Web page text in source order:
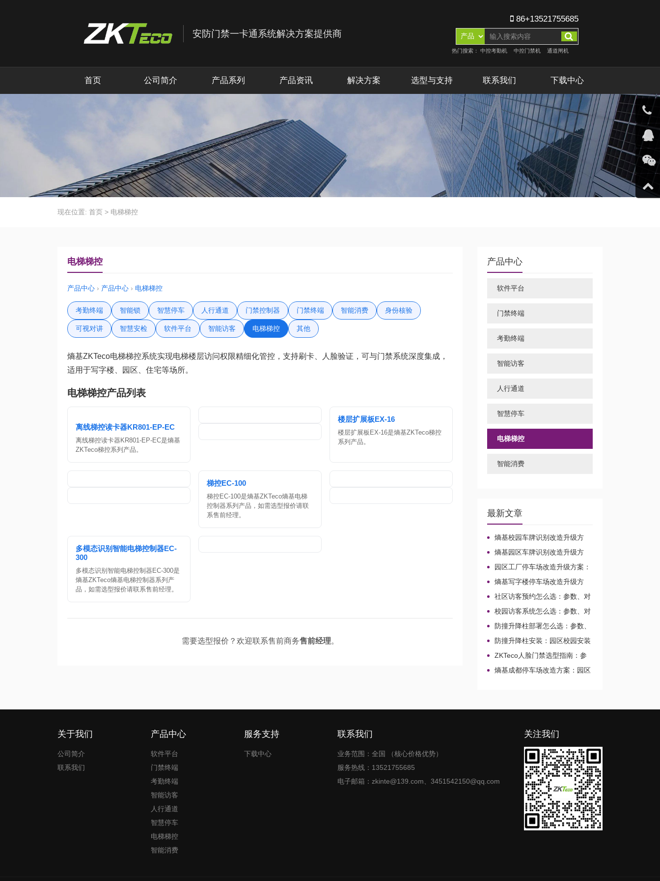
86+13521755685
热门搜索： 中控考勤机 中控门禁机 通道闸机
首页 公司简介 产品系列 产品资讯 解决方案 选型与支持 联系我们 下载中心
现在位置: 首页 > 电梯梯控
电梯梯控
产品中心 › 产品中心 › 电梯梯控
考勤终端 智能锁 智慧停车 人行通道 门禁控制器 门禁终端 智能消费 身份核验
可视对讲 智慧安检 软件平台 智能访客 电梯梯控 其他
熵基ZKTeco电梯梯控系统实现电梯楼层访问权限精细化管控，支持刷卡、人脸验证，可与门禁系统深度集成，
适用于写字楼、园区、住宅等场所。
电梯梯控产品列表
离线梯控读卡器KR801-EP-EC
离线梯控读卡器KR801-EP-EC是熵基
ZKTeco梯控系列产品。
楼层扩展板EX-16
楼层扩展板EX-16是熵基ZKTeco梯控
系列产品。
梯控EC-100
梯控EC-100是熵基ZKTeco熵基电梯
控制器系列产品，如需选型报价请联
系售前经理。
多模态识别智能电梯控制器EC-
300
多模态识别智能电梯控制器EC-300是
熵基ZKTeco熵基电梯控制器系列产
品，如需选型报价请联系售前经理。
需要选型报价？欢迎联系售前商务售前经理。
产品中心
软件平台
门禁终端
考勤终端
智能访客
人行通道
智慧停车
电梯梯控
智能消费
最新文章
熵基校园车牌识别改造升级方
案：园区车行通道整合路径
熵基园区车牌识别改造升级方
案：校园与园区车行通道整合路径
园区工厂停车场改造升级方案：
车牌识别选型、报价与对接路径
熵基写字楼停车场改造升级方
案：园区与校园车行出入口整合路
社区访客预约怎么选：参数、对
接与调试判断
校园访客系统怎么选：参数、对
接与调试判断
防撞升降柱部署怎么选：参数、
接线与对接判断
防撞升降柱安装：园区校园安装
先看参数还是兼容
ZKTeco人脸门禁选型指南：参
数、接线
熵基成都停车场改造方案：园区
关于我们
公司简介
联系我们
产品中心
软件平台
门禁终端
考勤终端
智能访客
人行通道
智慧停车
电梯梯控
智能消费
服务支持
下载中心
联系我们
业务范围：全国 （核心价格优势）
服务热线：13521755685
电子邮箱：zkinte@139.com、3451542150@qq.com
关注我们
客服微